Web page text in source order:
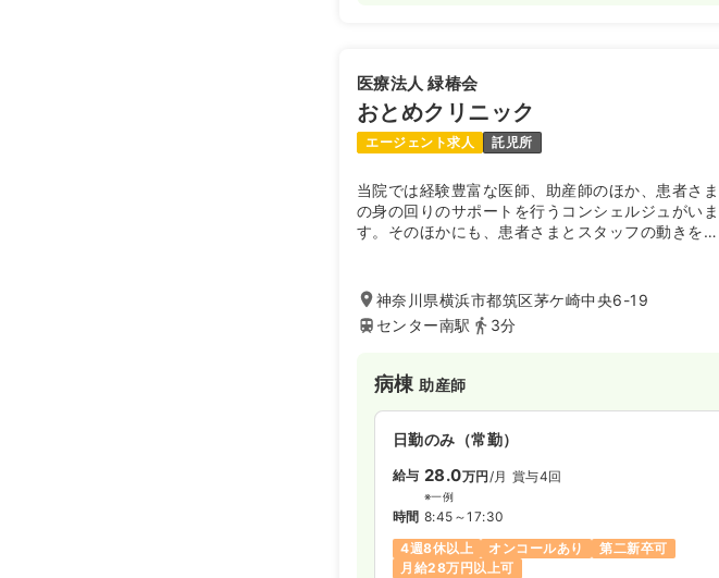
医療法人 緑椿会
おとめクリニック
エージェント求人 託児所
当院では経験豊富な医師、助産師のほか、患者さま
の身の回りのサポートを行うコンシェルジュがいま
す。そのほかにも、患者さまとスタッフの動きを考
ているクリニックです★
神奈川県横浜市都筑区茅ケ崎中央6-19
センター南駅
3分
病棟 助産師
日勤のみ（常勤）
給与 28.0万円 /月 賞与4回
※一例
時間 8:45～17:30
4週8休以上
オンコールあり
第二新卒可
月給28万円以上可